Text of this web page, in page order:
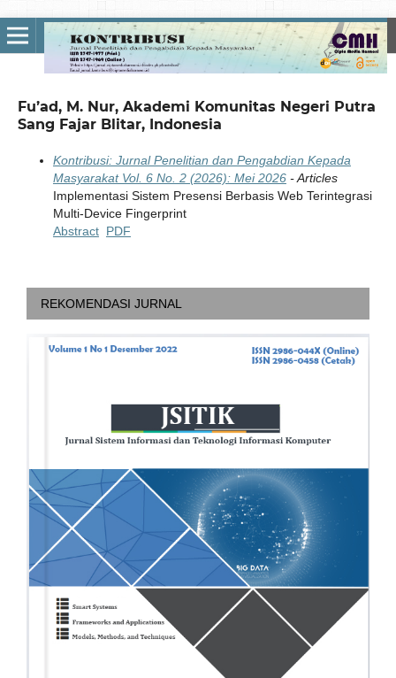
Fu’ad, M. Nur, Akademi Komunitas Negeri Putra
Sang Fajar Blitar, Indonesia
Kontribusi: Jurnal Penelitian dan Pengabdian Kepada
Masyarakat Vol. 6 No. 2 (2026): Mei 2026- Articles
Implementasi Sistem Presensi Berbasis Web Terintegrasi
Multi-Device Fingerprint
Abstract PDF
REKOMENDASI JURNAL